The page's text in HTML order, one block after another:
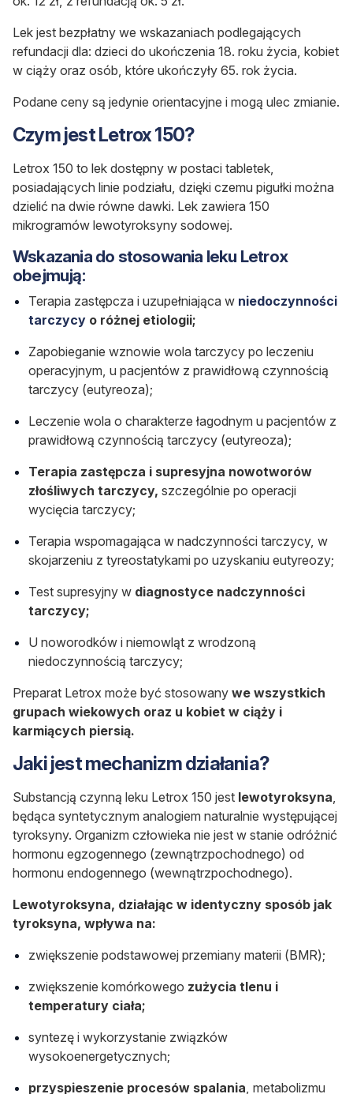
Lek jest bezpłatny we wskazaniach podlegających
refundacji dla: dzieci do ukończenia 18. roku życia, kobiet
w ciąży oraz osób, które ukończyły 65. rok życia.
Podane ceny są jedynie orientacyjne i mogą ulec zmianie.
Czym jest Letrox 150?
Letrox 150 to lek dostępny w postaci tabletek,
posiadających linie podziału, dzięki czemu pigułki można
dzielić na dwie równe dawki. Lek zawiera 150
mikrogramów lewotyroksyny sodowej.
Wskazania do stosowania leku Letrox
obejmują:
Terapia zastępcza i uzupełniająca w niedoczynności
tarczycy o różnej etiologii;
Zapobieganie wznowie wola tarczycy po leczeniu
operacyjnym, u pacjentów z prawidłową czynnością
tarczycy (eutyreoza);
Leczenie wola o charakterze łagodnym u pacjentów z
prawidłową czynnością tarczycy (eutyreoza);
Terapia zastępcza i supresyjna nowotworów
złośliwych tarczycy, szczególnie po operacji
wycięcia tarczycy;
Terapia wspomagająca w nadczynności tarczycy, w
skojarzeniu z tyreostatykami po uzyskaniu eutyreozy;
Test supresyjny w diagnostyce nadczynności
tarczycy;
U noworodków i niemowląt z wrodzoną
niedoczynnością tarczycy;
Preparat Letrox może być stosowany we wszystkich
grupach wiekowych oraz u kobiet w ciąży i
karmiących piersią.
Jaki jest mechanizm działania?
Substancją czynną leku Letrox 150 jest lewotyroksyna
będąca syntetycznym analogiem naturalnie występującej
tyroksyny. Organizm człowieka nie jest w stanie odróżnić
hormonu egzogennego (zewnątrzpochodnego) od
hormonu endogennego (wewnątrzpochodnego).
Lewotyroksyna, działając w identyczny sposób jak
tyroksyna, wpływa na:
zwiększenie podstawowej przemiany materii (BMR);
zwiększenie komórkowego zużycia tlenu i
temperatury ciała;
syntezę i wykorzystanie związków
wysokoenergetycznych;
przyspieszenie procesów spalania , metabolizmu